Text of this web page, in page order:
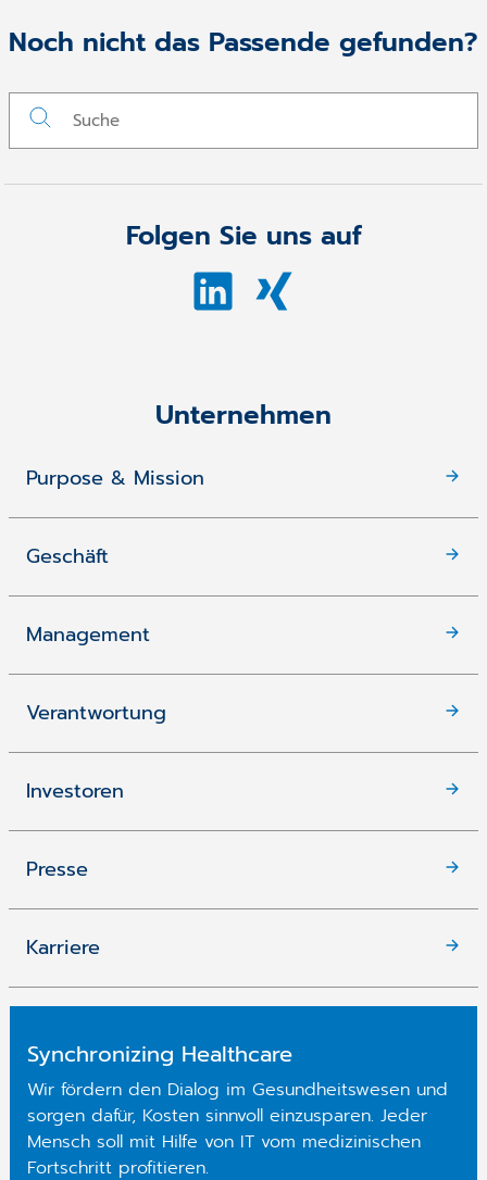
Noch nicht das Passende gefunden?
Folgen Sie uns auf
Unternehmen
Purpose & Mission
Geschäft
Management
Verantwortung
Investoren
Presse
Karriere
Synchronizing Healthcare
Wir fördern den Dialog im Gesundheitswesen und
sorgen dafür, Kosten sinnvoll einzusparen. Jeder
Mensch soll mit Hilfe von IT vom medizinischen
Fortschritt profitieren.